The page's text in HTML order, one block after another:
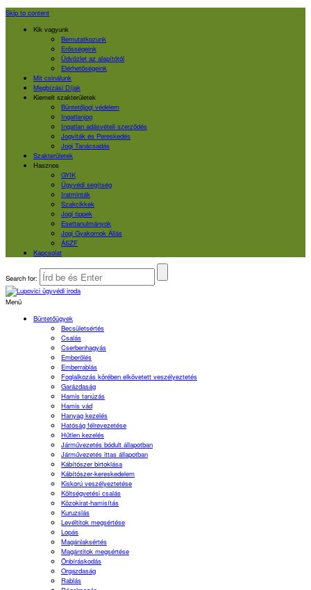
Skip to content
Kik vagyunk
Bemutatkozunk
Erősségeink
Üdvözlet az alapítótól
Elérhetőségeink
Mit csinálunk
Megbízási Díjak
Kiemelt szakterületek
Büntetőjogi védelem
Ingatlanjog
Ingatlan adásvételi szerződés
Jogviták és Pereskedés
Jogi Tanácsadás
Szakterületek
Hasznos
GYIK
Ügyvédi segítség
Iratminták
Szakcikkek
Jogi tippek
Esettanulmányok
Jogi Gyakornok Állás
ÁSZF
Kapcsolat
Search for:
Menü
Büntetőügyek
Becsületsértés
Csalás
Cserbenhagyás
Emberölés
Emberrablás
Foglalkozás körében elkövetett veszélyeztetés
Garázdaság
Hamis tanúzás
Hamis vád
Hanyag kezelés
Hatóság félrevezetése
Hűtlen kezelés
Járművezetés bódult állapotban
Járművezetés ittas állapotban
Kábítószer birtoklása
Kábítószer-kereskedelem
Kiskorú veszélyeztetése
Költségvetési csalás
Közokirat-hamisítás
Kuruzslás
Levéltitok megsértése
Lopás
Magánlaksértés
Magántitok megsértése
Önbíráskodás
Orgazdaság
Rablás